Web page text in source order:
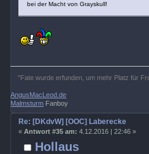
bei der Macht von Grayskull!
"Fate wurde erfunden, um mehr Platz für
AngusMacLeod.de
Malmsturm Fanboy
Hollaus
Re: [DKdvW] [OOC] Laberecke
« Antwort #35 am: 4.12.2016 | 22:46 »